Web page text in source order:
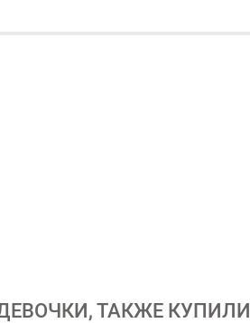
ТАКЖЕ КУПИЛИ